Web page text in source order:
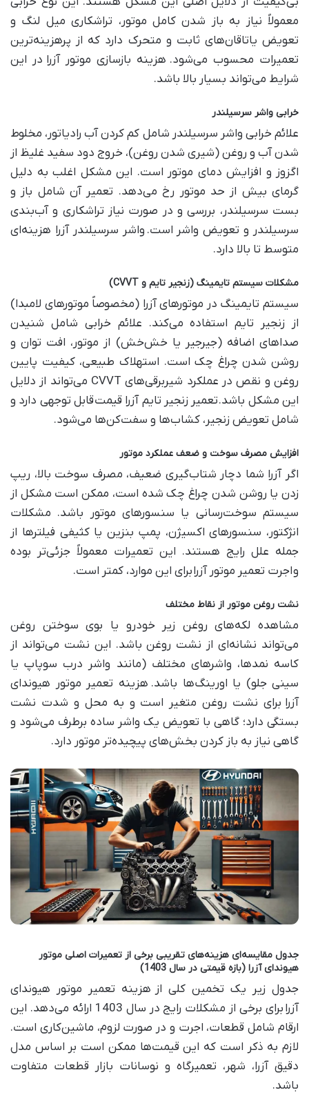
معمولاً نیاز به باز شدن کامل موتور، تراشکاری میل لنگ و
تعویض یاتاقان‌های ثابت و متحرک دارد که از پرهزینه‌ترین
تعمیرات محسوب می‌شود. هزینه بازسازی موتور آزرا در این
شرایط می‌تواند بسیار بالا باشد.
خرابی واشر سرسیلندر
علائم خرابی واشر سرسیلندر شامل کم کردن آب رادیاتور، مخلوط
شدن آب و روغن (شیری شدن روغن)، خروج دود سفید غلیظ از
اگزوز و افزایش دمای موتور است. این مشکل اغلب به دلیل
گرمای بیش از حد موتور رخ می‌دهد. تعمیر آن شامل باز و
بست سرسیلندر، بررسی و در صورت نیاز تراشکاری و آب‌بندی
سرسیلندر و تعویض واشر است. واشر سرسیلندر آزرا هزینه‌ای
متوسط تا بالا دارد.
مشکلات سیستم تایمینگ (زنجیر تایم و
سیستم تایمینگ در موتورهای آزرا (مخصوصاً موتورهای لامبدا)
از زنجیر تایم استفاده می‌کند. علائم خرابی شامل شنیدن
صداهای اضافه (جیرجیر یا خش‌خش) از موتور، افت توان و
روشن شدن چراغ چک است. استهلاک طبیعی، کیفیت پایین
روغن و نقص در عملکرد شیربرقی‌هایCVVT
می‌تواند از دلایل
این مشکل باشد.تعمیر زنجیر تایم آزرا قیمتقابل توجهی دارد و
شامل تعویض زنجیر، کشاب‌ها و سفت‌کن‌ها می‌شود.
افزایش مصرف سوخت و ضعف عملکرد موتور
اگر آزرا شما دچار شتاب‌گیری ضعیف، مصرف سوخت بالا، ریپ
زدن یا روشن شدن چراغ چک شده است، ممکن است مشکل از
سیستم سوخت‌رسانی یا سنسورهای موتور باشد. مشکلات
انژکتور، سنسورهای اکسیژن، پمپ بنزین یا کثیفی فیلترها از
جمله علل رایج هستند. این تعمیرات معمولاً جزئی‌تر بوده
واجرت تعمیر موتور آزرابرای این موارد، کمتر است.
نشت روغن موتور از نقاط مختلف
مشاهده لکه‌های روغن زیر خودرو یا بوی سوختن روغن
می‌تواند نشانه‌ای از نشت روغن باشد. این نشت می‌تواند از
کاسه نمدها، واشرهای مختلف (مانند واشر درب سوپاپ یا
سینی جلو) یا اورینگ‌ها باشد. هزینه تعمیر موتور هیوندای
آزرا برای نشت روغن متغیر است و به محل و شدت نشت
بستگی دارد؛ گاهی با تعویض یک واشر ساده برطرف می‌شود و
گاهی نیاز به باز کردن بخش‌های پیچیده‌تر موتور دارد.
جدول مقایسه‌ای هزینه‌های تقریبی برخی از تعمیرات اصلی موتور
هیوندای آزرا (بازه قیمتی در سال 1403
)
جدول زیر یک تخمین کلی از هزینه تعمیر موتور هیوندای
آزرا
برای برخی از مشکلات رایج در سال 1403 ارائه می‌دهد. این
ارقام شامل قطعات، اجرت و در صورت لزوم، ماشین‌کاری است.
لازم به ذکر است که این قیمت‌ها ممکن است بر اساس مدل
دقیق آزرا، شهر، تعمیرگاه و نوسانات بازار قطعات متفاوت
باشد.